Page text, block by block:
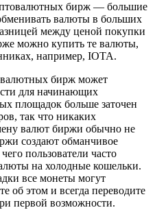
бирж — большие
валюты в больших
между ценой покупки
можно купить те валюты,
например, IOTA.
бирж может
для начинающих
площадок больше заточен
так что никаких
валют биржи обычно не
создают обманчивое
пользователи часто
на холодные кошельки.
все монеты могут
об этом и всегда переводите
первой возможности.